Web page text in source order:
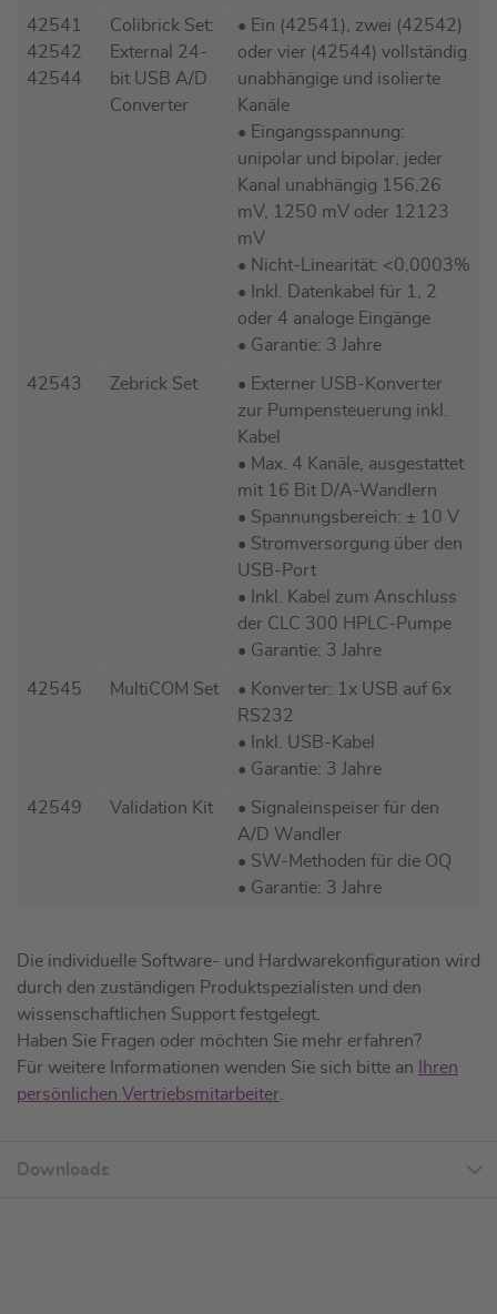
42541
42542
42544
Colibrick Set:
External 24-
bit USB A/D
Converter
• Ein (42541), zwei (42542)
oder vier (42544) vollständig
unabhängige und isolierte
Kanäle
• Eingangsspannung:
unipolar und bipolar, jeder
Kanal unabhängig 156,26
mV, 1250 mV oder 12123
mV
• Nicht-Linearität: <0,0003%
• Inkl. Datenkabel für 1, 2
oder 4 analoge Eingänge
• Garantie: 3 Jahre
42543 Zebrick Set
• Externer USB-Konverter
zur Pumpensteuerung inkl.
Kabel
• Max. 4 Kanäle, ausgestattet
mit 16 Bit D/A-Wandlern
• Spannungsbereich: ± 10 V
• Stromversorgung über den
USB-Port
• Inkl. Kabel zum Anschluss
der CLC 300 HPLC-Pumpe
• Garantie: 3 Jahre
42545 MultiCOM Set
• Konverter: 1x USB auf 6x
RS232
• Inkl. USB-Kabel
• Garantie: 3 Jahre
42549 Validation Kit
• Signaleinspeiser für den
A/D Wandler
• SW-Methoden für die OQ
• Garantie: 3 Jahre
Die individuelle Software- und Hardwarekonfiguration wird
durch den zuständigen Produktspezialisten und den
wissenschaftlichen Support festgelegt.
Haben Sie Fragen oder möchten Sie mehr erfahren?
Für weitere Informationen wenden Sie sich bitte an
Ihren
persönlichen Vertriebsmitarbeiter.
Downloads